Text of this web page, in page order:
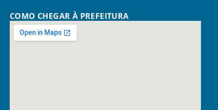
COMO CHEGAR À PREFEITURA